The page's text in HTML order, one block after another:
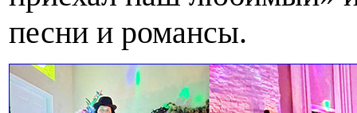
песни и романсы.